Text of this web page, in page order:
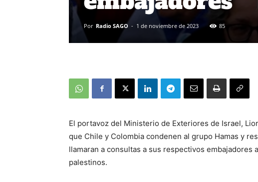
Por Radio SAGO - 1 de noviembre de 2023 85
El portavoz del Ministerio de Exteriores de Israel,
que Chile y Colombia condenen al grupo Hamas y
llamaran a consultas a sus respectivos embajadores
palestinos.